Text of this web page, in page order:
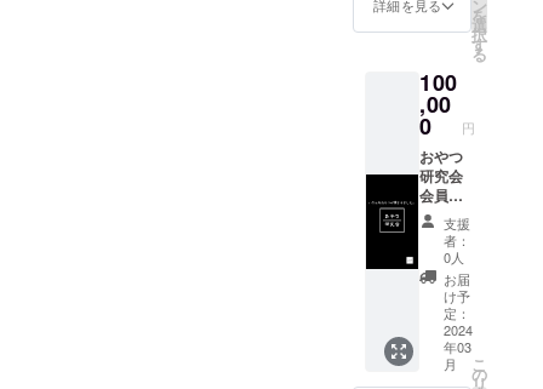
や注意
書きを
ご確認
くださ
い。」
のお菓
子を食
題。 有
効期限
は発行
から1年
間。 ・
店舗所
在地 〒
622-
0066 京
都府南
丹市園
部町南
八田中
山17 あ
かまつ
の丘西
詳細を見る ン
を
選
択
す
る
100
,00
0 円
おやつ
研究会
会員証
(回数
券)×10
枚 おや
つ研究
会活動
日に立
ち寄る
ことが
できま
支援
者：
0人
お届
け予
定：
2024
年03
月
こ
の
リ